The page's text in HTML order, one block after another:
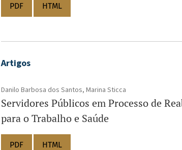
PDF HTML
Artigos
Danilo Barbosa dos Santos, Marina Sticca
Servidores Públicos em Processo de
para o Trabalho e Saúde
PDF HTML